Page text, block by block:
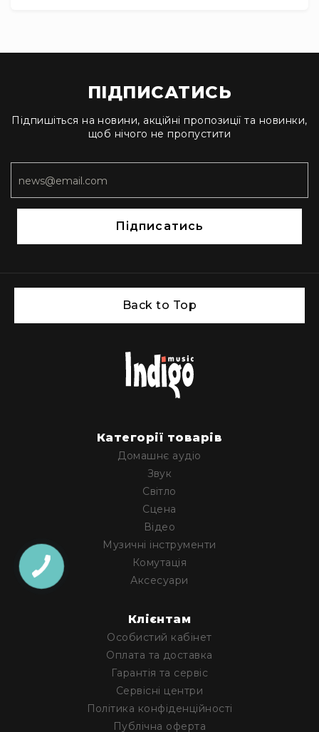
Пульти
комутатори
Пульти
Матричні
Аксесуари
і
комплектуючі
Аксесуари
Музичні
Гітари
та
гітарне
Електрогітари
Бас-
гітари
Класичні
гітари
Гітарні
підсилювачі
кабінети
Комбопідсилювачі
Аксесуари
Ударні
інструменти
Акустичні
ударні
перкусія
Електроні
ПІДПИСАТИСЬ
Підпишіться на новини, акційні пропозиції та новинки,
щоб нічого не пропустити
Підписатись
Back to Top
Категорії товарів
Домашнє аудіо
Звук
Світло
Сцена
Відео
Музичні інструменти
Комутація
Аксесуари
Клієнтам
Особистий кабінет
Оплата та доставка
Гарантія та сервіс
Сервісні центри
Політика конфіденційності
Публічна оферта